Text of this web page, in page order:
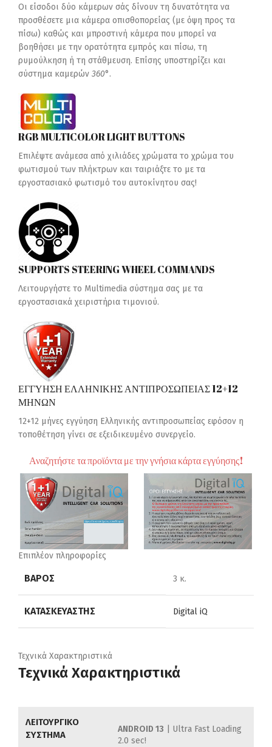
Οι είσοδοι δύο κάμερων σάς δίνουν τη δυνατότητα να
προσθέσετε μια κάμερα οπισθοπορείας (με όψη προς τα
πίσω) καθώς και μπροστινή κάμερα που μπορεί να
βοηθήσει με την ορατότητα εμπρός και πίσω, τη
ρυμούλκηση ή τη στάθμευση. Επίσης υποστηρίζει και
σύστημα καμερών 360°.
RGB MULTICOLOR LIGHT BUTTONS
Επιλέψτε ανάμεσα από χιλιάδες χρώματα το χρώμα του
φωτισμού των πλήκτρων και ταιριάξτε το με τα
εργοστασιακό φωτισμό του αυτοκίνητου σας!
SUPPORTS STEERING WHEEL COMMANDS
Λειτουργήστε το Multimedia σύστημα σας με τα
εργοστασιακά χειριστήρια τιμονιού.
ΕΓΓΥΗΣΗ ΕΛΛΗΝΙΚΗΣ ΑΝΤΙΠΡΟΣΩΠΕΙΑΣ 12+12
ΜΗΝΩΝ
12+12 μήνες εγγύηση Ελληνικής αντιπροσωπείας εφόσον η
τοποθέτηση γίνει σε εξειδικευμένο συνεργείο.
Αναζητήστε τα προϊόντα με την γνήσια κάρτα εγγύησης!
Επιπλέον πληροφορίες
ΒΆΡΟΣ 3 κ.
ΚΑΤΑΣΚΕΥΑΣΤΉΣ Digital iQ
Τεχνικά Χαρακτηριστικά
Τεχνικά Χαρακτηριστικά
ΛΕΙΤΟΥΡΓΙΚΟ
ΣΥΣΤΗΜΑ
ANDROID 13 | Ultra Fast Loading
2.0 sec!